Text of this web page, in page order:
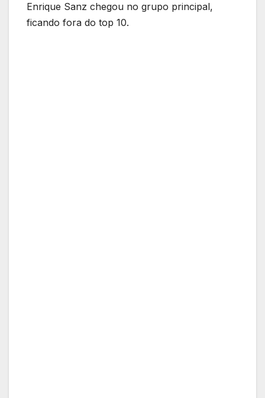
Enrique Sanz chegou no grupo principal,
ficando fora do top 10.